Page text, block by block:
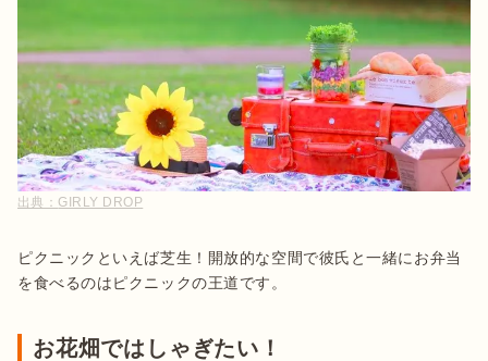
出典： GIRLY DROP
ピクニックといえば芝生！開放的な空間で彼氏と一緒にお弁当
お花畑ではしゃぎたい！